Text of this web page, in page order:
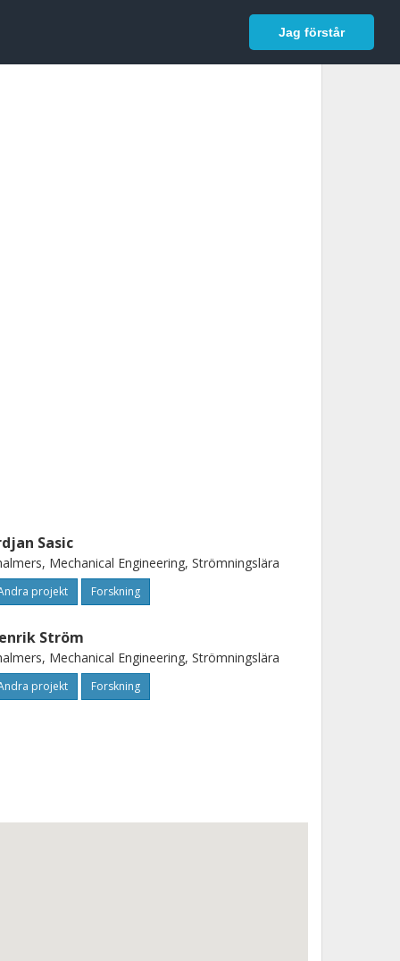
Jag förstår
Logga in
Sasic
Mechanical Engineering, Strömningslära
projekt Forskning
Ström
Mechanical Engineering, Strömningslära
projekt Forskning